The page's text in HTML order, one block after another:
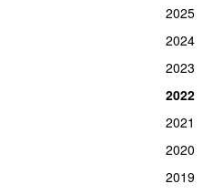
2025
2024
2023
2022
2021
2020
2019